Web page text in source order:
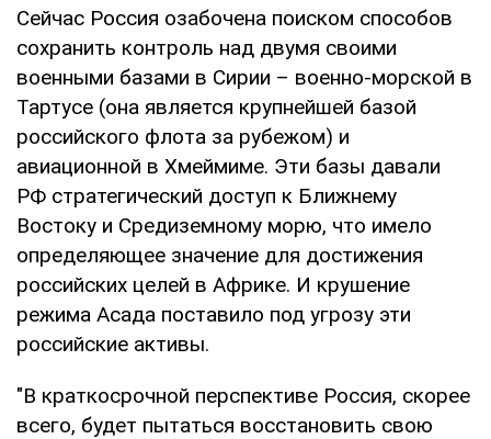
Сейчас Россия озабочена поиском способов
сохранить контроль над двумя своими
военными базами в Сирии – военно-морской в
Тартусе (она является крупнейшей базой
российского флота за рубежом) и
авиационной в Хмеймиме. Эти базы давали
РФ стратегический доступ к Ближнему
Востоку и Средиземному морю, что имело
определяющее значение для достижения
российских целей в Африке. И крушение
режима Асада поставило под угрозу эти
российские активы.
"В краткосрочной перспективе Россия, скорее
всего, будет пытаться восстановить свою